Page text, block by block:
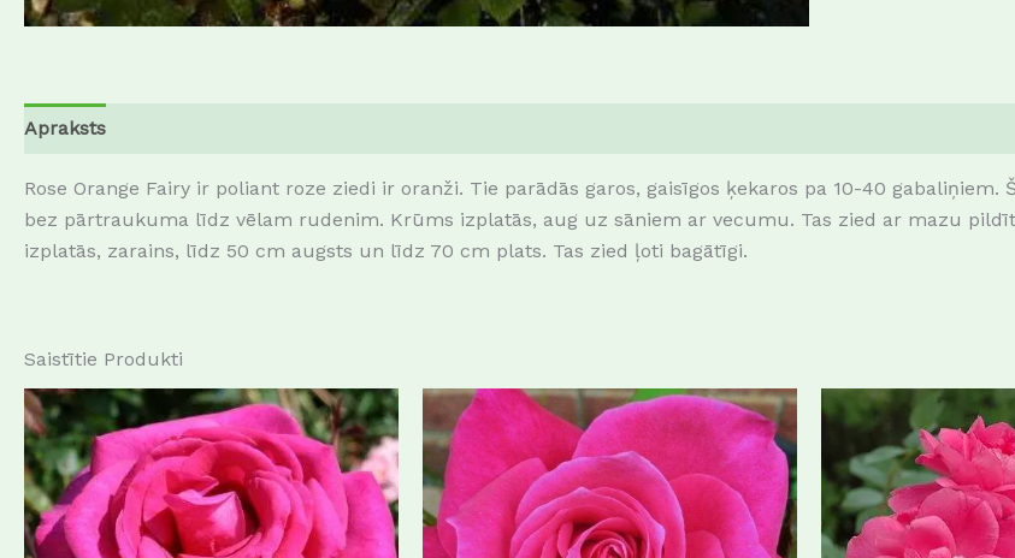
Apraksts
Rose Orange Fairy ir poliant roze ziedi ir oranži. Tie parādās garos, gaisīgos ķekaros pa 10-40
bez pārtraukuma līdz vēlam rudenim. Krūms izplatās, aug uz sāniem ar vecumu. Tas zied ar mazu
izplatās, zarains, līdz 50 cm augsts un līdz 70 cm plats. Tas zied ļoti bagātīgi.
Saistītie Produkti
This
product
has
multiple
variants.
This
product
has
multiple
variants.